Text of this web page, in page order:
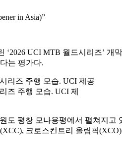
in Asia)”
UCI MTB 월드시리즈’
는 평가다.
즈 주행 모습. UCI 제
도 평창 모나용평에서 펼쳐지
크로스컨트리 올림픽